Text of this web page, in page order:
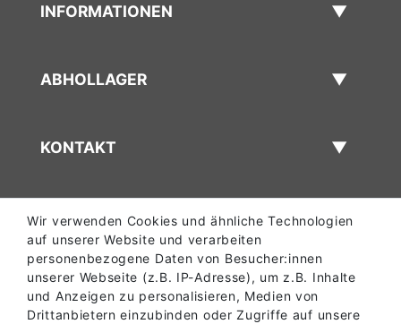
INFORMATIONEN
ABHOLLAGER
KONTAKT
Wir verwenden Cookies und ähnliche Technologien
auf unserer Website und verarbeiten
personenbezogene Daten von Besucher:innen
unserer Webseite (z.B. IP-Adresse), um z.B. Inhalte
und Anzeigen zu personalisieren, Medien von
Drittanbietern einzubinden oder Zugriffe auf unsere